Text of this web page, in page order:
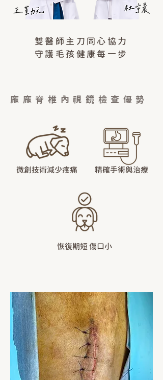
​雙醫師主刀同心協力
守護毛孩健康每一步
龐龐脊椎內視鏡檢查優勢
微創技術減少疼痛 精確手術與治療
恢復期短 傷口小